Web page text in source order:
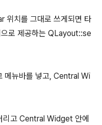
위치를 그대로 쓰게되면 타
으로 제공하는 QLayout::se
메뉴바를 넣고, Central Wi
리고 Central Widget 안에